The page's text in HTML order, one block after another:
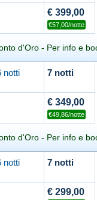
€ 399,00
€57,00/notte
d'Oro - Per info e
notti 7 notti
€ 349,00
€49,86/notte
d'Oro - Per info e
notti 7 notti
€ 299,00